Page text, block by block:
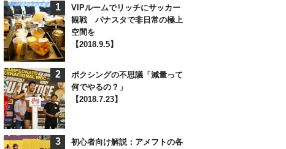
1
VIPルームでリッチにサッカー
観戦 パナスタで非日常の極上
空間を
【2018.9.5】
2
ボクシングの不思議「減量って
何でやるの？」
【2018.7.23】
3
初心者向け解説：アメフトの各